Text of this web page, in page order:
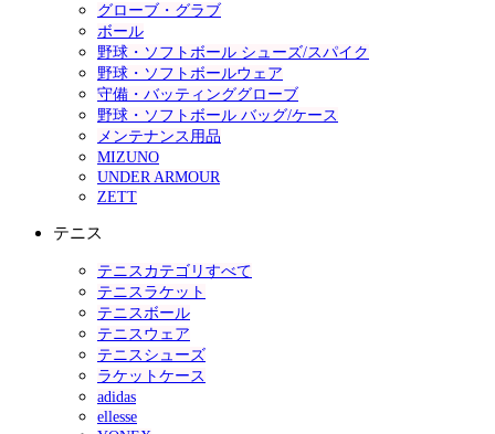
グローブ・グラブ
ボール
野球・ソフトボール シューズ/スパイク
野球・ソフトボールウェア
守備・バッティンググローブ
野球・ソフトボール バッグ/ケース
メンテナンス用品
MIZUNO
UNDER ARMOUR
ZETT
テニス
テニスカテゴリすべて
テニスラケット
テニスボール
テニスウェア
テニスシューズ
ラケットケース
adidas
ellesse